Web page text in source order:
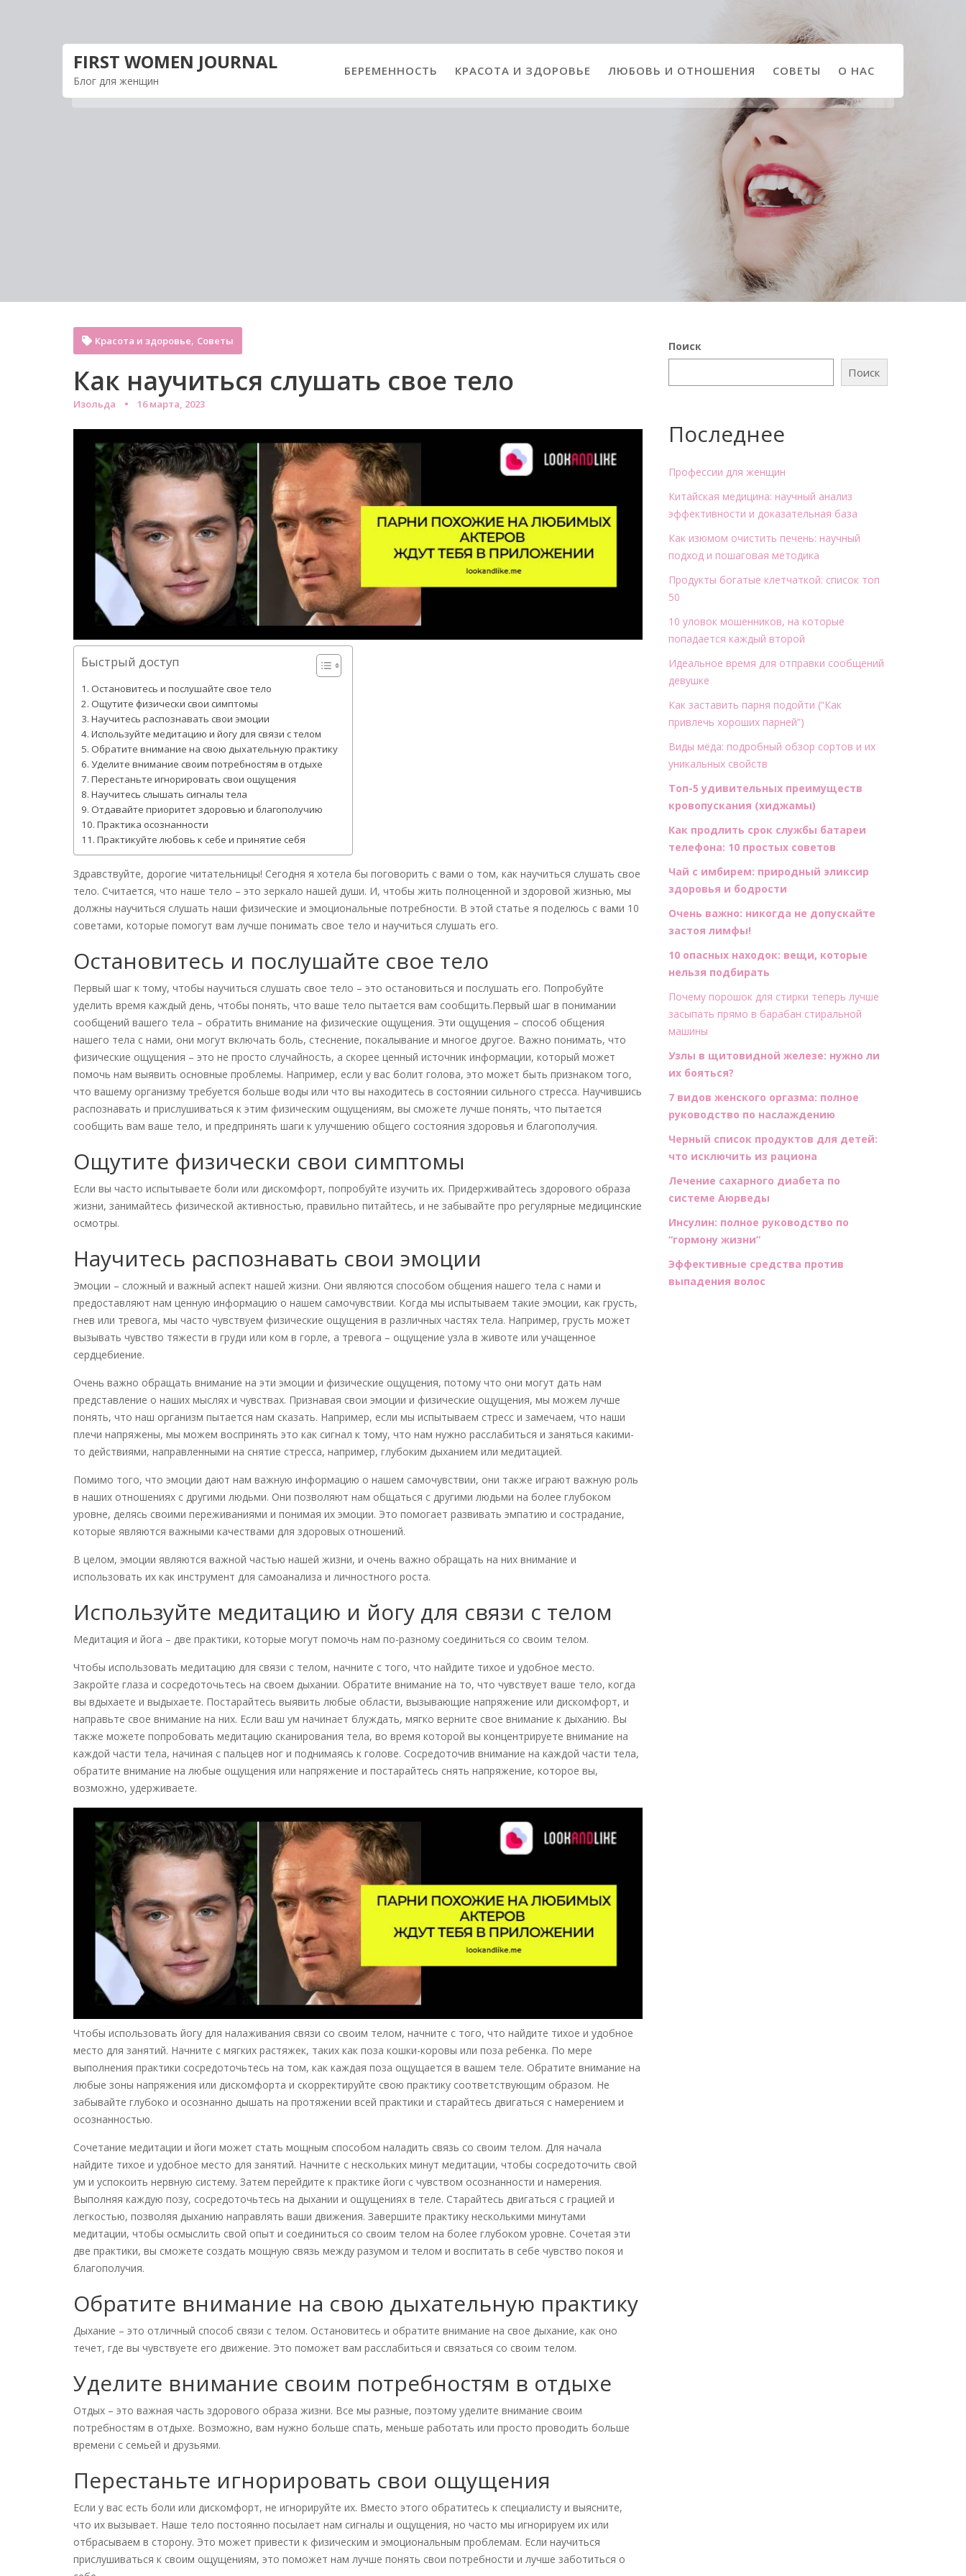
содержимому
FIRST WOMEN JOURNAL
Блог для женщин
БЕРЕМЕННОСТЬ КРАСОТА И ЗДОРОВЬЕ ЛЮБОВЬ И ОТНОШЕНИЯ СОВЕТЫ О НАС
Как научиться слушать свое тело
Изольда 16 марта, 2023
Красота и здоровье, Советы
Быстрый доступ
Остановитесь и послушайте свое тело
Ощутите физически свои симптомы
Научитесь распознавать свои эмоции
Используйте медитацию и йогу для связи с телом
Обратите внимание на свою дыхательную практику
Уделите внимание своим потребностям в отдыхе
Перестаньте игнорировать свои ощущения
Научитесь слышать сигналы тела
Отдавайте приоритет здоровью и благополучию
Практика осознанности
Практикуйте любовь к себе и принятие себя
Здравствуйте, дорогие читательницы! Сегодня я хотела бы поговорить с вами о том, как научиться слушать свое
тело. Считается, что наше тело – это зеркало нашей души. И, чтобы жить полноценной и здоровой жизнью, мы
должны научиться слушать наши физические и эмоциональные потребности. В этой статье я поделюсь с вами 10
советами, которые помогут вам лучше понимать свое тело и научиться слушать его.
Остановитесь и послушайте свое тело
Первый шаг к тому, чтобы научиться слушать свое тело – это остановиться и послушать его. Попробуйте
уделить время каждый день, чтобы понять, что ваше тело пытается вам сообщить.Первый шаг в понимании
сообщений вашего тела – обратить внимание на физические ощущения. Эти ощущения – способ общения
нашего тела с нами, они могут включать боль, стеснение, покалывание и многое другое. Важно понимать, что
физические ощущения – это не просто случайность, а скорее ценный источник информации, который может
помочь нам выявить основные проблемы. Например, если у вас болит голова, это может быть признаком того,
что вашему организму требуется больше воды или что вы находитесь в состоянии сильного стресса. Научившись
распознавать и прислушиваться к этим физическим ощущениям, вы сможете лучше понять, что пытается
сообщить вам ваше тело, и предпринять шаги к улучшению общего состояния здоровья и благополучия.
Ощутите физически свои симптомы
Если вы часто испытываете боли или дискомфорт, попробуйте изучить их. Придерживайтесь здорового образа
жизни, занимайтесь физической активностью, правильно питайтесь, и не забывайте про регулярные медицинские
осмотры.
Научитесь распознавать свои эмоции
Эмоции – сложный и важный аспект нашей жизни. Они являются способом общения нашего тела с нами и
предоставляют нам ценную информацию о нашем самочувствии. Когда мы испытываем такие эмоции, как грусть,
гнев или тревога, мы часто чувствуем физические ощущения в различных частях тела. Например, грусть может
вызывать чувство тяжести в груди или ком в горле, а тревога – ощущение узла в животе или учащенное
сердцебиение.
Очень важно обращать внимание на эти эмоции и физические ощущения, потому что они могут дать нам
представление о наших мыслях и чувствах. Признавая свои эмоции и физические ощущения, мы можем лучше
понять, что наш организм пытается нам сказать. Например, если мы испытываем стресс и замечаем, что наши
плечи напряжены, мы можем воспринять это как сигнал к тому, что нам нужно расслабиться и заняться какими-
то действиями, направленными на снятие стресса, например, глубоким дыханием или медитацией.
Помимо того, что эмоции дают нам важную информацию о нашем самочувствии, они также играют важную роль
в наших отношениях с другими людьми. Они позволяют нам общаться с другими людьми на более глубоком
уровне, делясь своими переживаниями и понимая их эмоции. Это помогает развивать эмпатию и сострадание,
которые являются важными качествами для здоровых отношений.
В целом, эмоции являются важной частью нашей жизни, и очень важно обращать на них внимание и
использовать их как инструмент для самоанализа и личностного роста.
Используйте медитацию и йогу для связи с телом
Медитация и йога – две практики, которые могут помочь нам по-разному соединиться со своим телом.
Чтобы использовать медитацию для связи с телом, начните с того, что найдите тихое и удобное место.
Закройте глаза и сосредоточьтесь на своем дыхании. Обратите внимание на то, что чувствует ваше тело, когда
вы вдыхаете и выдыхаете. Постарайтесь выявить любые области, вызывающие напряжение или дискомфорт, и
направьте свое внимание на них. Если ваш ум начинает блуждать, мягко верните свое внимание к дыханию. Вы
также можете попробовать медитацию сканирования тела, во время которой вы концентрируете внимание на
каждой части тела, начиная с пальцев ног и поднимаясь к голове. Сосредоточив внимание на каждой части тела,
обратите внимание на любые ощущения или напряжение и постарайтесь снять напряжение, которое вы,
возможно, удерживаете.
Чтобы использовать йогу для налаживания связи со своим телом, начните с того, что найдите тихое и удобное
место для занятий. Начните с мягких растяжек, таких как поза кошки-коровы или поза ребенка. По мере
выполнения практики сосредоточьтесь на том, как каждая поза ощущается в вашем теле. Обратите внимание на
любые зоны напряжения или дискомфорта и скорректируйте свою практику соответствующим образом. Не
забывайте глубоко и осознанно дышать на протяжении всей практики и старайтесь двигаться с намерением и
осознанностью.
Сочетание медитации и йоги может стать мощным способом наладить связь со своим телом. Для начала
найдите тихое и удобное место для занятий. Начните с нескольких минут медитации, чтобы сосредоточить свой
ум и успокоить нервную систему. Затем перейдите к практике йоги с чувством осознанности и намерения.
Выполняя каждую позу, сосредоточьтесь на дыхании и ощущениях в теле. Старайтесь двигаться с грацией и
легкостью, позволяя дыханию направлять ваши движения. Завершите практику несколькими минутами
медитации, чтобы осмыслить свой опыт и соединиться со своим телом на более глубоком уровне. Сочетая эти
две практики, вы сможете создать мощную связь между разумом и телом и воспитать в себе чувство покоя и
благополучия.
Обратите внимание на свою дыхательную практику
Дыхание – это отличный способ связи с телом. Остановитесь и обратите внимание на свое дыхание, как оно
течет, где вы чувствуете его движение. Это поможет вам расслабиться и связаться со своим телом.
Уделите внимание своим потребностям в отдыхе
Отдых – это важная часть здорового образа жизни. Все мы разные, поэтому уделите внимание своим
потребностям в отдыхе. Возможно, вам нужно больше спать, меньше работать или просто проводить больше
времени с семьей и друзьями.
Перестаньте игнорировать свои ощущения
Если у вас есть боли или дискомфорт, не игнорируйте их. Вместо этого обратитесь к специалисту и выясните,
что их вызывает. Наше тело постоянно посылает нам сигналы и ощущения, но часто мы игнорируем их или
отбрасываем в сторону. Это может привести к физическим и эмоциональным проблемам. Если научиться
прислушиваться к своим ощущениям, это поможет нам лучше понять свои потребности и лучше заботиться о
Поиск
Поиск
Последнее
Профессии для женщин
Китайская медицина: научный анализ
эффективности и доказательная база
Как изюмом очистить печень: научный
подход и пошаговая методика
Продукты богатые клетчаткой: список топ
50
10 уловок мошенников, на которые
попадается каждый второй
Идеальное время для отправки сообщений
девушке
Как заставить парня подойти (“Как
привлечь хороших парней”)
Виды мёда: подробный обзор сортов и их
уникальных свойств
Топ-5 удивительных преимуществ
кровопускания (хиджамы)
Как продлить срок службы батареи
телефона: 10 простых советов
Чай с имбирем: природный эликсир
здоровья и бодрости
Очень важно: никогда не допускайте
застоя лимфы!
10 опасных находок: вещи, которые
нельзя подбирать
Почему порошок для стирки теперь лучше
засыпать прямо в барабан стиральной
машины
Узлы в щитовидной железе: нужно ли
их бояться?
7 видов женского оргазма: полное
руководство по наслаждению
Черный список продуктов для детей:
что исключить из рациона
Лечение сахарного диабета по
системе Аюрведы
Инсулин: полное руководство по
“гормону жизни”
Эффективные средства против
выпадения волос